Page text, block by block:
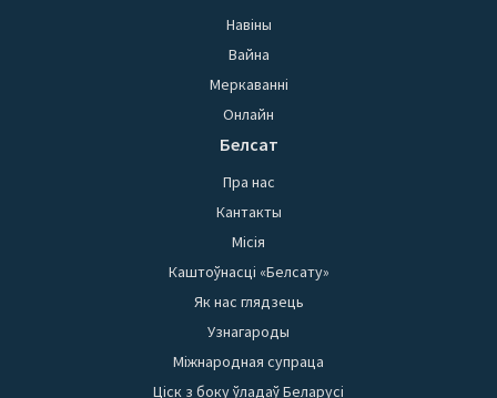
Навіны
Вайна
Меркаванні
Онлайн
Белсат
Пра нас
Кантакты
Місія
Каштоўнасці «Белсату»
Як нас глядзець
Узнагароды
Міжнародная супраца
Ціск з боку ўладаў Беларусі